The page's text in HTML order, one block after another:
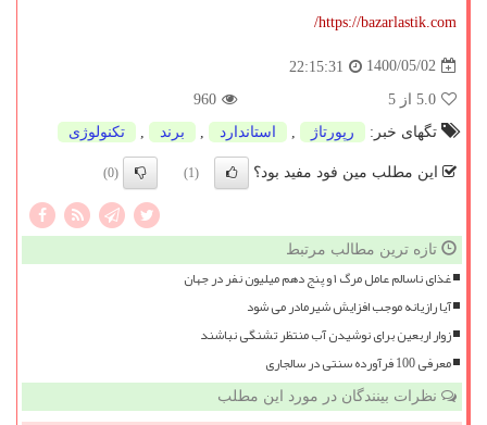
https://bazarlastik.com/
1400/05/02
22:15:31
5.0 از 5
960
تگهای خبر:
رپورتاژ استاندارد برند تكنولوژی
این مطلب مین فود مفید بود؟ (1)
(0)
تازه ترین مطالب مرتبط
غذای ناسالم عامل مرگ ۱ و پنج دهم میلیون نفر در جهان
آیا رازیانه موجب افزایش شیرمادر می شود
زوار اربعین برای نوشیدن آب منتظر تشنگی نباشند
معرفی 100 فرآورده سنتی در سالجاری
نظرات بینندگان در مورد این مطلب